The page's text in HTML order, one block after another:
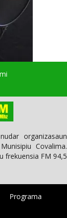
organizasaun
Covalima.
frekuensia FM 94,5
Programa